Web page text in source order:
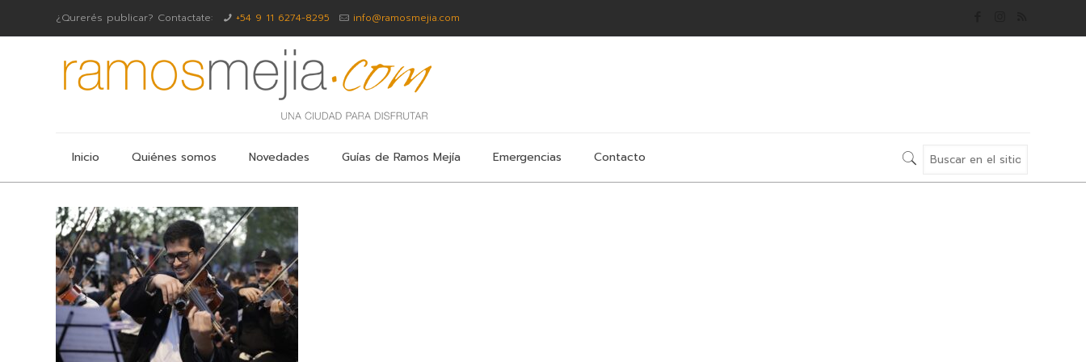
¿Qurerés publicar? Contactate: +54 9 11 6274-8295 info@ramosmejia.com
Inicio Quiénes somos Novedades Guías de Ramos Mejía Emergencias Contacto